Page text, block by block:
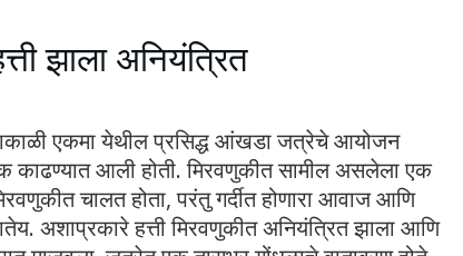
झाला अनियंत्रित
एकमा येथील प्रसिद्ध आंखडा जत्रेचे आयोजन
काढण्यात आली होती. मिरवणुकीत सामील असलेला एक
चालत होता, परंतु गर्दीत होणारा आवाज आणि
अशाप्रकारे हत्ती मिरवणुकीत अनियंत्रित झाला आणि